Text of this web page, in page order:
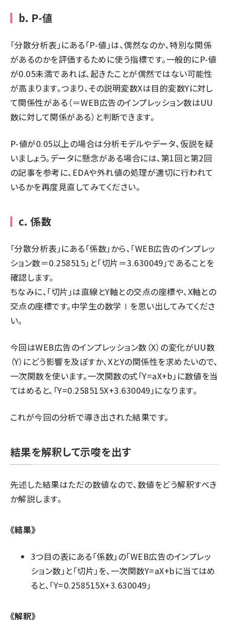
b. P-値
「分散分析表」にある「P-値」は、偶然なのか、特別な関係
があるのかを評価するために使う指標です。一般的にP-値
が0.05未満であれば、起きたことが偶然ではない可能性
が高まります。つまり、その説明変数Xは目的変数Yに対し
て関係性がある（＝WEB広告のインプレッション数はUU
数に対して関係がある）と判断できます。
P-値が0.05以上の場合は分析モデルやデータ、仮説を疑
いましょう。データに懸念がある場合には、第1回と第2回
の記事を参考に、EDAや外れ値の処理が適切に行われて
いるかを再度見直してみてください。
c. 係数
「分散分析表」にある「係数」から、「WEB広告のインプレッ
ション数＝0.258515」と「切片＝3.630049」であることを
確認します。
ちなみに、「切片」は直線とY軸との交点の座標や、X軸との
交点の座標です。中学生の数学Ⅰを思い出してみてくださ
い。
今回はWEB広告のインプレッション数（X）の変化がUU数
（Y）にどう影響を及ぼすか、XとYの関係性を求めたいので、
一次関数を使います。一次関数の式「Y=aX+b」に数値を当
てはめると、「Y=0.258515X+3.630049」になります。
これが今回の分析で導き出された結果です。
結果を解釈して示唆を出す
先述した結果はただの数値なので、数値をどう解釈すべき
か解説します。
《結果》
3つ目の表にある「係数」の「WEB広告のインプレッ
ション数」と「切片」を、一次関数Y=aX+bに当てはめ
ると、「Y=0.258515X+3.630049」
《解釈》